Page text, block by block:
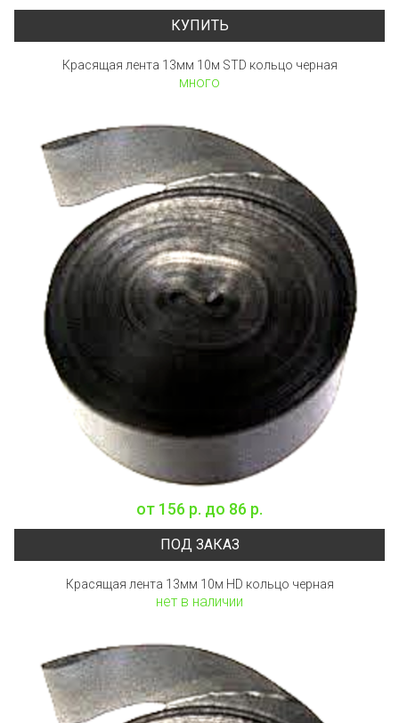
КУПИТЬ
Красящая лента 13мм 10м STD кольцо черная
много
от 156 р. до 86 р.
ПОД ЗАКАЗ
Красящая лента 13мм 10м HD кольцо черная
нет в наличии